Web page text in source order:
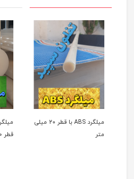
میلگرد ABS با قطر 2۰ میلی
متر
قطر 12۰ میلی متر